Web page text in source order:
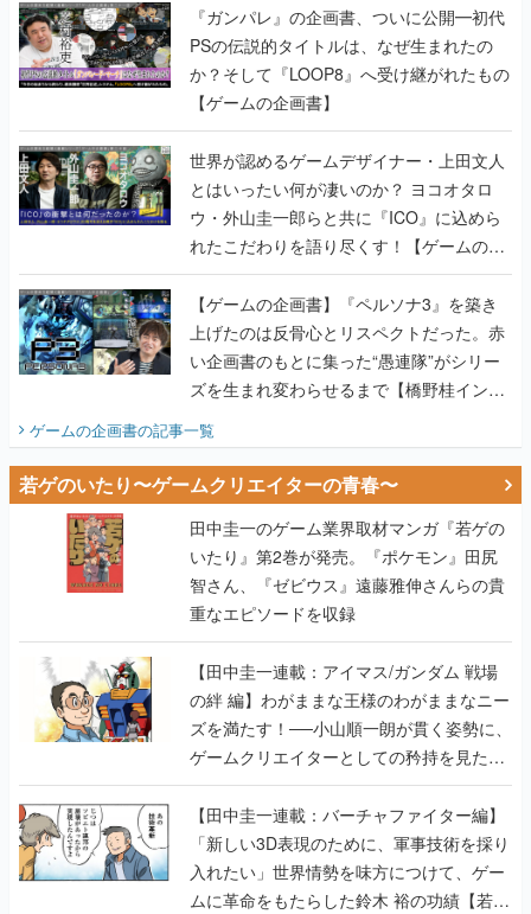
『ガンパレ』の企画書、ついに公開━初代
PSの伝説的タイトルは、なぜ生まれたの
か？そして『LOOP8』へ受け継がれたもの
【ゲームの企画書】
世界が認めるゲームデザイナー・上田文人
とはいったい何が凄いのか？ ヨコオタロ
ウ・外山圭一郎らと共に『ICO』に込めら
れたこだわりを語り尽くす！【ゲームの企
画書】
【ゲームの企画書】『ペルソナ3』を築き
上げたのは反骨心とリスペクトだった。赤
い企画書のもとに集った“愚連隊”がシリー
ズを生まれ変わらせるまで【橋野桂インタ
ゲームの企画書の記事一覧
若ゲのいたり〜ゲームクリエイターの青春〜
田中圭一のゲーム業界取材マンガ『若ゲの
いたり』第2巻が発売。『ポケモン』田尻
智さん、『ゼビウス』遠藤雅伸さんらの貴
重なエピソードを収録
【田中圭一連載：アイマス/ガンダム 戦場
の絆 編】わがままな王様のわがままなニー
ズを満たす！──小山順一朗が貫く姿勢に、
ゲームクリエイターとしての矜持を見た
【若ゲのいたり最終回】
【田中圭一連載：バーチャファイター編】
「新しい3D表現のために、軍事技術を採り
入れたい」世界情勢を味方につけて、ゲー
ムに革命をもたらした鈴木 裕の功績【若ゲ